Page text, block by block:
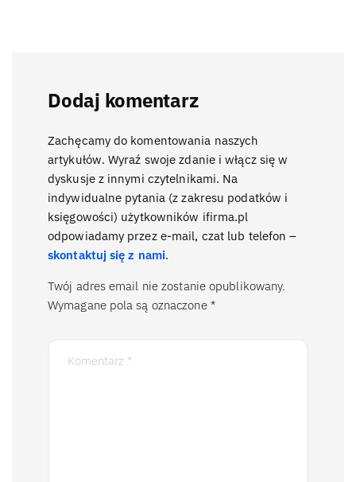
Dodaj komentarz
Zachęcamy do komentowania naszych
artykułów. Wyraź swoje zdanie i włącz się w
dyskusje z innymi czytelnikami. Na
indywidualne pytania (z zakresu podatków i
księgowości) użytkowników ifirma.pl
odpowiadamy przez e-mail, czat lub telefon –
skontaktuj się z nami.
Twój adres email nie zostanie opublikowany.
Wymagane pola są oznaczone *